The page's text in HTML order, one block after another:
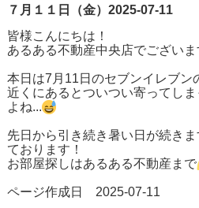
７月１１日（金） 2025-07-11
皆様こんにちは！
あるある不動産中央店でございま
本日は7月11日のセブンイレブン
近くにあるとついつい寄ってし
よね...
先日から引き続き暑い日が続き
ております！
お部屋探しはあるある不動産まで
ページ作成日 2025-07-11